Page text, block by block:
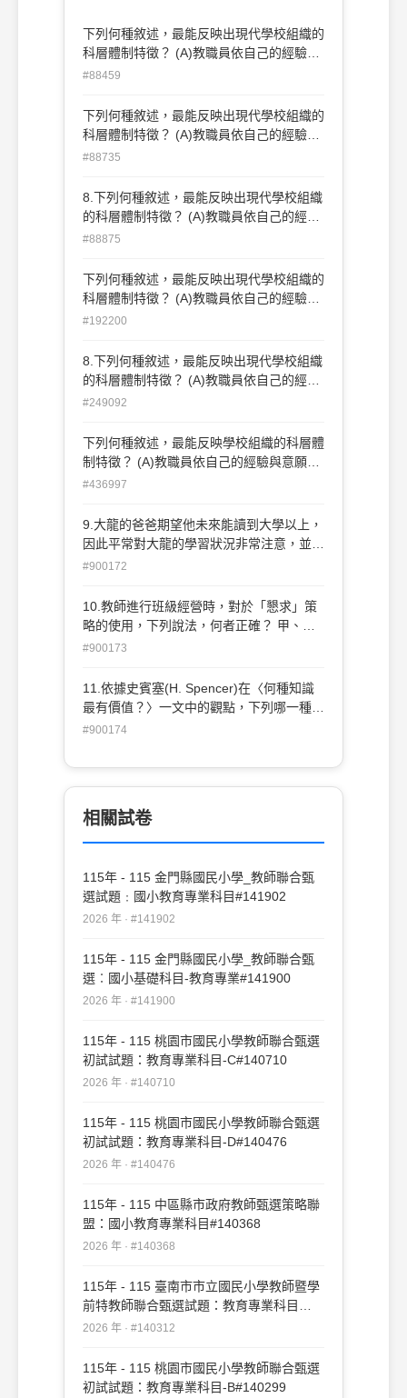
下列何種敘述，最能反映出現代學校組織的
科層體制特徵？ (A)教職員依自己的經驗與
意願，獨立行事 (B)學校的教學與行政工作
位間的層級彈性運作 (D)教職員的任用皆依
能力、專業資格與法定聘任程序辦理
#88459
下列何種敘述，最能反映出現代學校組織的
科層體制特徵？ (A)教職員依自己的經驗與
意願，獨立行事 (B)學校的教學與行政工作
位間的層級彈性運作 (D)教職員的任用皆依
能力、專業資格與法定聘任程序辦理
#88735
8.下列何種敘述，最能反映出現代學校組織
的科層體制特徵？ (A)教職員依自己的經驗
與意願，獨立行事 (B)學校的教學與行政工
職位間的層級彈性運作 (D)教職員的任用皆
依能力、專業資格與法定聘任程序辦理
#88875
下列何種敘述，最能反映出現代學校組織的
科層體制特徵？ (A)教職員依自己的經驗與
意願，獨立行事 (B)學校的教學與行政工作
位間的層級彈性運作 (D)教職員的任用皆依
能力、專業資格與法定聘任程序辦理
#192200
8.下列何種敘述，最能反映出現代學校組織
的科層體制特徵？ (A)教職員依自己的經驗
與意願，獨立行事 (B)學校的教學與行政工
職位間的層級彈性運作 (D)教職員的任用皆
依能力、專業資格與法定聘任程序辦理
#249092
下列何種敘述，最能反映學校組織的科層體
制特徵？ (A)教職員依自己的經驗與意願，
獨立行事 (B)學校的教學與行政工作採協調
層級能彈性運作 (D)教職員的任用皆依能
力、專業資格與法定聘任程序辦理
#436997
9.大龍的爸爸期望他未來能讀到大學以上，
因此平常對大龍的學習狀況非常注意，並指
導他寫作 業。依據以上描述，下列選項何
Bourdieu)所提出的文化資本 (B)大龍擁有
柯爾曼(J. Coleman)所提出的社會資本 (C)
#900172
10.教師進行班級經營時，對於「懇求」策
略的使用，下列說法，何者正確？ 甲、較
適用於輕微的違規行為 乙、會擴大師生間
用 丁、委婉要求學生表現符合教師期望的
行為 (A)甲乙丙 (B)乙丙丁 (C)甲乙丁 (D)甲
#900173
11.依據史賓塞(H. Spencer)在〈何種知識
最有價值？〉一文中的觀點，下列哪一種知
識的價值最高？ (A)公民責任 (B)直接保己
#900174
相關試卷
115年 - 115 金門縣國民小學_教師聯合甄
選試題﹕國小教育專業科目#141902
2026 年 · #141902
115年 - 115 金門縣國民小學_教師聯合甄
選︰國小基礎科目-教育專業#141900
2026 年 · #141900
115年 - 115 桃園市國民小學教師聯合甄選
初試試題：教育專業科目-C#140710
2026 年 · #140710
115年 - 115 桃園市國民小學教師聯合甄選
初試試題：教育專業科目-D#140476
2026 年 · #140476
115年 - 115 中區縣市政府教師甄選策略聯
盟：國小教育專業科目#140368
2026 年 · #140368
115年 - 115 臺南市市立國民小學教師暨學
前特教師聯合甄選試題：教育專業科目
#140312
2026 年 · #140312
115年 - 115 桃園市國民小學教師聯合甄選
初試試題：教育專業科目-B#140299